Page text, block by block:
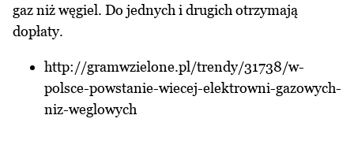
gaz niż węgiel. Do jednych i drugich otrzymają
dopłaty.
http://gramwzielone.pl/trendy/31738/w-
polsce-powstanie-wiecej-elektrowni-gazowych-
niz-weglowych